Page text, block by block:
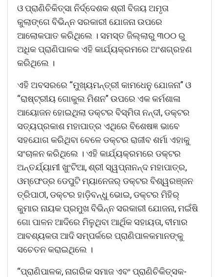
ଓ ପ୍ରାଣିଚିକିତ୍ସା ନିର୍ଦ୍ଦେଶକ ଶ୍ରୀ ବିଜୟ ଅମୃତା
କୁଲାଙ୍ଗେ ବିଭିନ୍ନ ସରକାରୀ ଯୋଜନା ଉପରେ
ଆଲୋକପାତ କରିଥିଲେ । ସମସ୍ତ ଜିଲ୍ଲାରୁ ୩୦୦ ରୁ
ଅଧିକ ପ୍ରାଣିପାଳକ ଏହି କାର୍ଯ୍ୟକ୍ରମରେ ଅଂଶଗ୍ରହଣ
କରିଥିଲେ ।
ଏହି ଅବସରରେ “ମୁଖ୍ୟମନ୍ତ୍ରୀ କାମଧେନୁ ଯୋଜନା” ଓ
“ରାଷ୍ଟ୍ରୀୟ ଗୋକୁଲ ମିଶନ” ଉପରେ ଏକ କର୍ମଶାଳା
ଆୟୋଜନ ହୋଇଥିଲା ଡକ୍ଟର ବିସ୍ମିତା ନନ୍ଦୀ, ଡକ୍ଟର
ସତ୍ୟପ୍ରକାଶ ମହାପାତ୍ର ଏଥିରେ ବିଶେଷଜ୍ଞ ଭାବେ
ସହଯୋଗ କରିଥିବା ବେଳେ ଡକ୍ଟର ରାଜୀବ ଶର୍ମା ଏହାକୁ
ସଂଚାଳନ କରିଥିଲେ । ଏହି କାର୍ଯ୍ୟକ୍ରମରେ ଡକ୍ଟର
ଅନ୍ତର୍ଯ୍ୟାମୀ ଖୁଂଟିଆ, ଶ୍ରୀ ସ୍ୱପ୍ନାନନ୍ଦ ମହାପାତ୍ର,
ଓମ୍‌ଫେଡ୍‌ର ଡେପୁଟି ମ୍ୟାନେଜର୍ ଡକ୍ଟର ବିଶ୍ୱରଞ୍ଜନ
ତ୍ରିପାଠୀ, ଡକ୍ଟର ହାଡ଼ିବନ୍ଧୁ ଭୋଇ, ଡକ୍ଟର ମିହିର୍
କୁମାର ନାୟକ ପ୍ରମୁଖ ବିଭିନ୍ନ ସରକାରୀ ଯୋଜନା, ମଇଁଷି
ଗୋ ପାଳନ ଆଦିରେ ମିଳୁଥିବା ଆର୍ଥିକ ସହାୟତା, ବୀମାର
ଆବଶ୍ୟକତା ଆଦି ସମ୍ପର୍କରେ ପ୍ରାଣିପାଳକମାନଙ୍କୁ
ସଚେତନ କରାଇଥିଲେ ।
“ପ୍ରାଣିପାଳକ, ନାଗରିକ ସମାଜ ଏବଂ ପ୍ରାଣିଚିକିତ୍ସକ-